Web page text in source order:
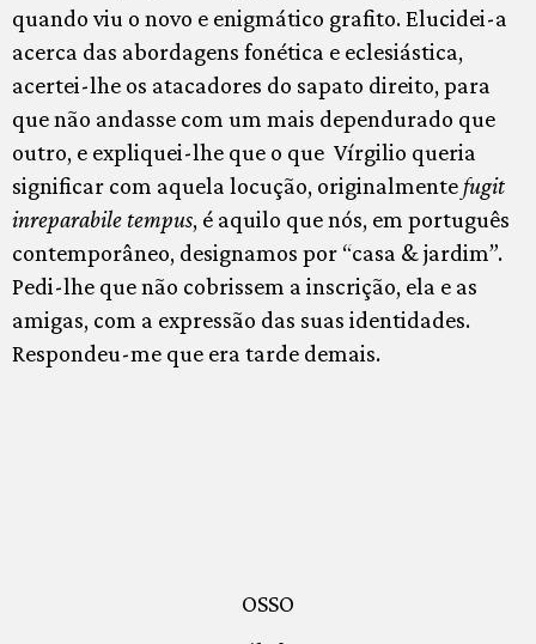
quando viu o novo e enigmático grafito. Elucidei-a
acerca das abordagens fonética e eclesiástica,
acertei-lhe os atacadores do sapato direito, para
que não andasse com um mais dependurado que
outro, e expliquei-lhe que o que Vírgilio queria
significar com aquela locução, originalmentefugit
inreparabile tempus, é aquilo que nós, em português
contemporâneo, designamos por “casa & jardim”.
Pedi-lhe que não cobrissem a inscrição, ela e as
amigas, com a expressão das suas identidades.
Respondeu-me que era tarde demais.
OSSO